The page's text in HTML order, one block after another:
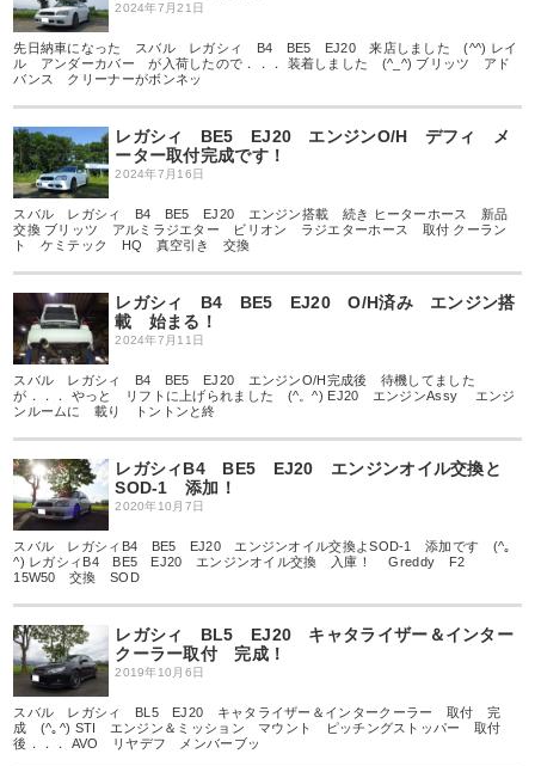
2024年7月21日
先日納車になった スバル レガシィ B4 BE5 EJ20 来店しました (^^) レイ
ル アンダーカバー が入荷したので．．． 装着しました (^_^) ブリッツ アド
バンス クリーナーがボンネッ
レガシィ BE5 EJ20 エンジンO/H デフィ メ
ーター取付完成です！
2024年7月16日
スバル レガシィ B4 BE5 EJ20 エンジン搭載 続き ヒーターホース 新品
交換 ブリッツ アルミラジエター ビリオン ラジエターホース 取付 クーラン
ト ケミテック HQ 真空引き 交換
レガシィ B4 BE5 EJ20 O/H済み エンジン搭
載 始まる！
2024年7月11日
スバル レガシィ B4 BE5 EJ20 エンジンO/H完成後 待機してました
が．．． やっと リフトに上げられました (^。^) EJ20 エンジンAssy エンジ
ンルームに 載り トントンと終
レガシィB4 BE5 EJ20 エンジンオイル交換と
SOD-1 添加！
2020年10月7日
スバル レガシィB4 BE5 EJ20 エンジンオイル交換よSOD-1 添加です (^｡
^) レガシィB4 BE5 EJ20 エンジンオイル交換 入庫！ Greddy F2
15W50 交換 SOD
レガシィ BL5 EJ20 キャタライザー＆インター
クーラー取付 完成！
2019年10月6日
スバル レガシィ BL5 EJ20 キャタライザー＆インタークーラー 取付 完
成 (^｡^) STI エンジン＆ミッション マウント ピッチングストッパー 取付
後．．． AVO リヤデフ メンバーブッ